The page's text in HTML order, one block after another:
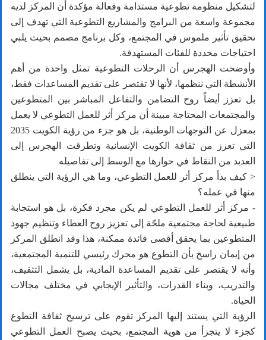
لتشكيل منظومة تطوعية مستدامة وفعالة مؤكدة أن المركز لديه
مجموعة واسعة من البرامج والمشاريع التطوعية التي تهدف إلى
تحقيق تأثير ملموس في المجتمع، وكل برنامج مصمم بحيث يلبي
احتياجات محددة للفئات المستهدفة.
وأوضحت الهجرس أن الرحلات التطوعية تمثل واحدة من أهم
الأنشطة التي ننظمها، لأنها لا تقتصر على تقديم المساعدات فقط،
بل تعزز أيضاً روح التضامن والتفاعل المباشر بين المتطوعين
والمجتمعات المحتاجة مبينة أن مركز أثر للعمل التطوعي لا يعمل
بمعزل عن التوجهات الوطنية، بل هو جزء من رؤية الكويت 2035
التي تعزز من ثقافة الكويت الإنسانية وتطرقت الهجرس إلى
العديد من النقاط في حوارها مع الوسط إلى تفاصيله
< كيف بدأ مركز أثر للعمل التطوعي، وما هي الرؤية التي ينطلق
منها في عمله؟
- مركز أثر للعمل التطوعي لم يكن مجرد فكرة، بل هو استجابة
طبيعية لحاجة مجتمعية ملحّة إلى تعزيز روح العطاء وتنظيم جهود
المتطوعين بما يحقق أقصى فائدة ممكنة، هذا وقد انطلق المركز
من إيمان راسخ بأن التطوع هو محرك رئيسي للتنمية المجتمعية،
وأنه لا يقتصر على تقديم المساعدة المادية، بل يشمل التثقيف،
والتدريب، وبناء القدرات، والتأثير الإيجابي في مختلف مجالات
الحياة.
الرؤية التي يستند إليها المركز تقوم على ترسيخ ثقافة التطوع
كجزء لا يتجزأ من هوية المجتمع، بحيث يصبح العمل التطوعي